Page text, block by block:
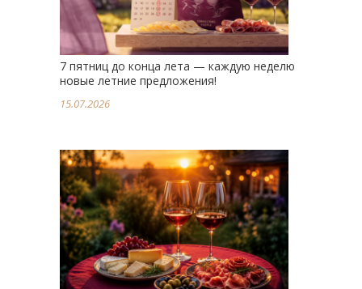
7 пятниц до конца лета — каждую неделю
новые летние предложения!
15.07.2026